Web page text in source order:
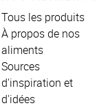
Tous les produits
À propos de nos
aliments
Sources
d'inspiration et
d'idées